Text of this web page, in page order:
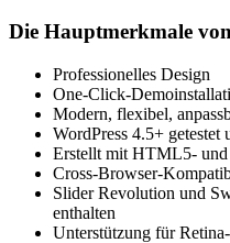
Die Hauptmerkmale
Professionelles Design
One-Click-
Modern, flexibel,
WordPress 4.5+ getestet
Erstellt mit HTML5- und
Cross-Browser-
Slider Revolution und
enthalten
Unterstützung für